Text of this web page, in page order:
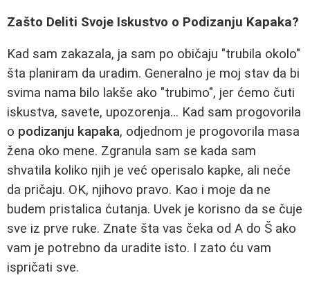
Zašto Deliti Svoje Iskustvo o Podizanju Kapaka?
Kad sam zakazala, ja sam po običaju "trubila okolo"
šta planiram da uradim. Generalno je moj stav da bi
svima nama bilo lakše ako "trubimo", jer ćemo čuti
iskustva, savete, upozorenja… Kad sam progovorila
o podizanju kapaka, odjednom je progovorila masa
žena oko mene. Zgranula sam se kada sam
shvatila koliko njih je već operisalo kapke, ali neće
da pričaju. OK, njihovo pravo. Kao i moje da ne
budem pristalica ćutanja. Uvek je korisno da se čuje
sve iz prve ruke. Znate šta vas čeka od A do Š ako
vam je potrebno da uradite isto. I zato ću vam
ispričati sve.